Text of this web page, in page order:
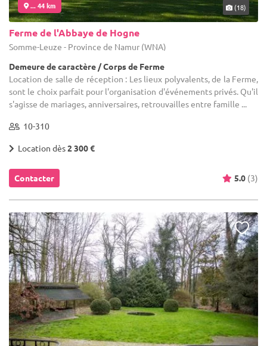
... 44 km (18)
Ferme de l'Abbaye de Hogne
Somme-Leuze - Province de Namur (WNA)
Demeure de caractère / Corps de Ferme
Location de salle de réception : Les lieux polyvalents, de la Ferme,
sont le choix parfait pour l'organisation d'événements privés. Qu'il
s'agisse de mariages, anniversaires, retrouvailles entre famille ...
10-310
Location dès2 300 €
Contacter 5.0 (3)